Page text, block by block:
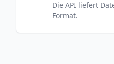
Die API liefert
Format.